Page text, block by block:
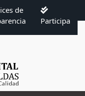
de
Participa